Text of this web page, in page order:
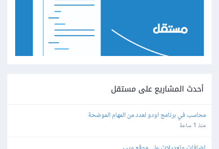
أحدث المشاريع على مستقل
محاسب في برنامج اودو لعدد من المهام الموضحة
منذ 1 ساعة